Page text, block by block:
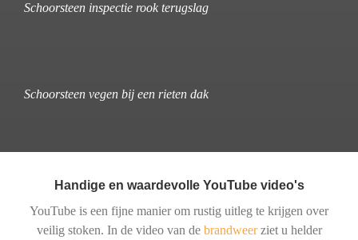
Schoorsteen inspectie rook terugslag
Schoorsteen vegen bij een rieten dak
Handige en waardevolle YouTube video's
YouTube is een fijne manier om rustig uitleg te krijgen over
veilig stoken. In de video van de brandweerziet u helder